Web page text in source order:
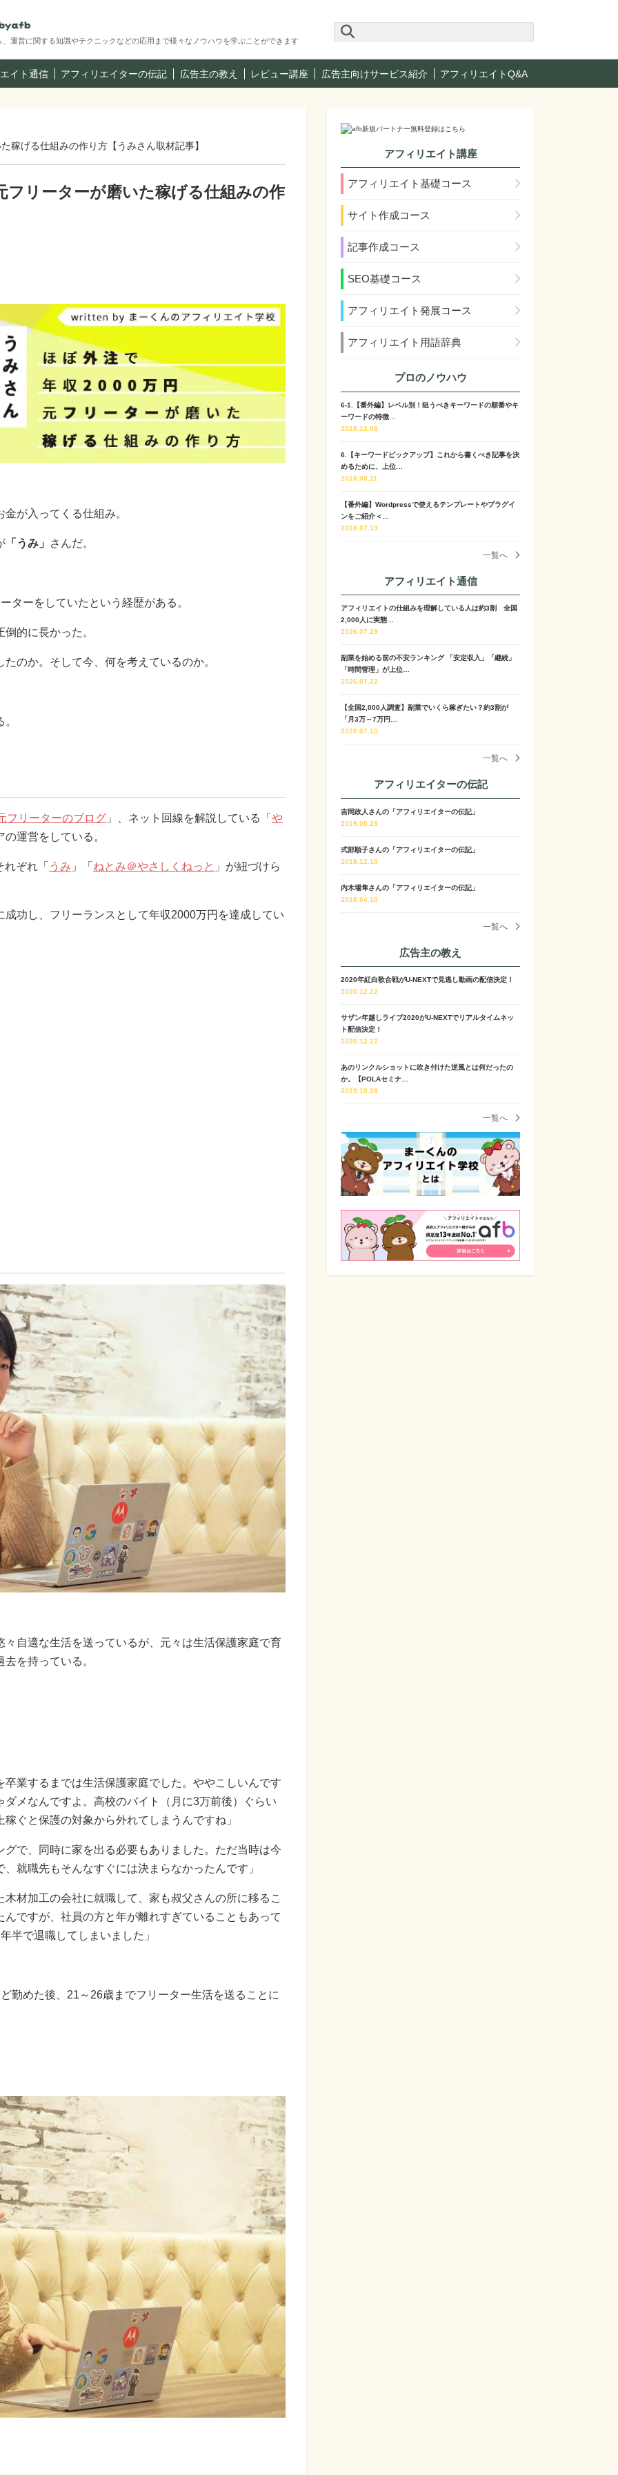
運営に関する知識やテクニックなどの応用まで様々なノウハウを学ぶことができます
イト通信 アフィリエイターの伝記 広告主の教え レビュー講座 広告主向けサービス紹介 アフィリエイトQ&A
稼げる仕組みの作り方【うみさん取材記事】
フリーターが磨いた稼げる仕組みの作
が入ってくる仕組み。
「うみ」 さんだ。
ターをしていたという経歴がある。
的に長かった。
のか。そして今、何を考えているのか。
フリーターのブログ 」、ネット回線を解説している「 や
運営をしている。
ぞれ「 うみ 」「 ねとみ＠やさしくねっと 」が紐づけら
功し、フリーランスとして年収2000万円を達成してい
自適な生活を送っているが、元々は生活保護家庭で育
を持っている。
業するまでは生活保護家庭でした。ややこしいんです
メなんですよ。高校のバイト（月に3万前後）ぐらい
ぐと保護の対象から外れてしまうんですね」
で、同時に家を出る必要もありました。ただ当時は今
就職先もそんなすぐには決まらなかったんです」
材加工の会社に就職して、家も叔父さんの所に移るこ
ですが、社員の方と年が離れすぎていることもあって
半で退職してしまいました」
勤めた後、21～26歳までフリーター生活を送ることに
アフィリエイト講座
アフィリエイト基礎コース
サイト作成コース
記事作成コース
SEO基礎コース
アフィリエイト発展コース
アフィリエイト用語辞典
プロのノウハウ
6-1.【番外編】レベル別！狙うべきキーワードの順番やキ
ーワードの特徴…
2018.12.06
6.【キーワードピックアップ】これから書くべき記事を決
めるために、上位…
2018.09.11
【番外編】Wordpressで使えるテンプレートやプラグイ
ンをご紹介＜…
2018.07.19
一覧へ
アフィリエイト通信
アフィリエイトの仕組みを理解している人は約3割 全国
2,000人に実態…
2026.07.29
副業を始める前の不安ランキング 「安定収入」「継続」
「時間管理」が上位…
2026.07.22
【全国2,000人調査】副業でいくら稼ぎたい？約3割が
「月3万～7万円…
2026.07.15
一覧へ
アフィリエイターの伝記
吉岡政人さんの「アフィリエイターの伝記」
2019.05.23
式部順子さんの「アフィリエイターの伝記」
2018.12.10
内木場隼さんの「アフィリエイターの伝記」
2018.04.10
一覧へ
広告主の教え
2020年紅白歌合戦がU-NEXTで見逃し動画の配信決定！
2020.12.22
サザン年越しライブ2020がU-NEXTでリアルタイムネッ
ト配信決定！
2020.12.22
あのリンクルショットに吹き付けた逆風とは何だったの
か。【POLAセミナ…
2019.10.28
一覧へ